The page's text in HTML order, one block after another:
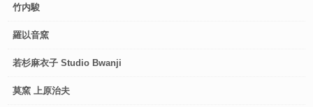
竹内駿
羅以音窯
若杉麻衣子 Studio Bwanji
莫窯 上原治夫